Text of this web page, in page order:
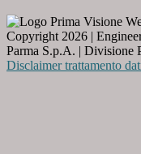
Copyright 2026 |
Parma S.p.A. | Divisione
Disclaimer trattamento